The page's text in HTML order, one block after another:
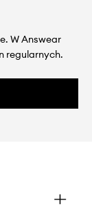
W Answear
regularnych.